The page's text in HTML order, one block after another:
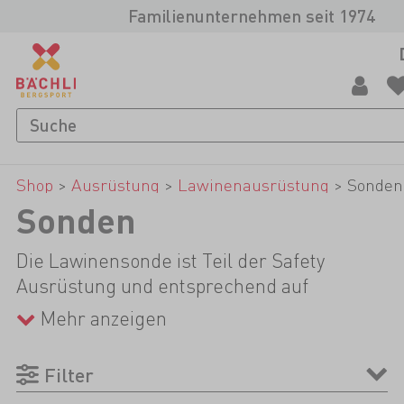
Familienunternehmen seit 1974
Shop > Ausrüstung > Lawinenausrüstung > Sonden
Sonden
Die Lawinensonde ist Teil der Safety
Ausrüstung und entsprechend auf
winterlichen Touren, Skitouren und
Schneeschuhtouren, unverzichtbar. Da sie
sich im Konzept kaum unterscheiden,
kommt es bei der Wahl deiner Sonde auf
Mehr anzeigen
Filter